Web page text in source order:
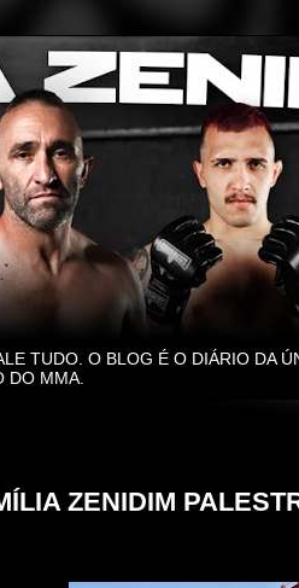
TUDO. O BLOG É O DIÁRIO DA
DO MMA.
ZENIDIM